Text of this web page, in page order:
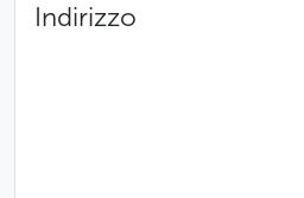
Indirizzo